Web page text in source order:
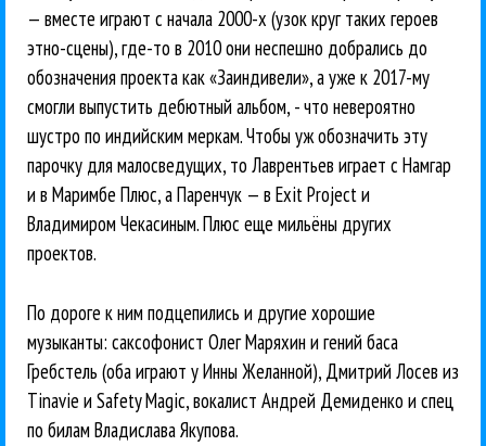
— вместе играют с начала 2000-х (узок круг таких героев
этно-сцены), где-то в 2010 они неспешно добрались до
обозначения проекта как «Заиндивели», а уже к 2017-му
смогли выпустить дебютный альбом, - что невероятно
шустро по индийским меркам. Чтобы уж обозначить эту
парочку для малосведущих, то Лаврентьев играет с Намгар
и в Маримбе Плюс, а Паренчук — в Exit Project и
Владимиром Чекасиным. Плюс еще мильёны других
проектов.
По дороге к ним подцепились и другие хорошие
музыканты: саксофонист Олег Маряхин и гений баса
Гребстель (оба играют у Инны Желанной), Дмитрий Лосев из
Tinavie и Safety Magic, вокалист Андрей Демиденко и спец
по билам Владислава Якупова.